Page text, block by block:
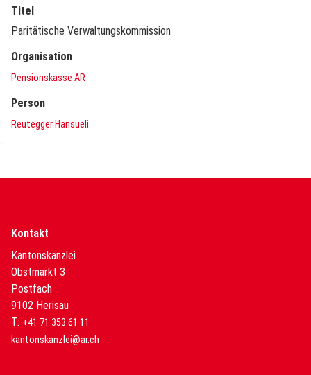
Titel
Paritätische Verwaltungskommission
Organisation
Pensionskasse AR
Person
Reutegger Hansueli
Kontakt
Kantonskanzlei
Obstmarkt 3
Postfach
9102 Herisau
T: +41 71 353 61 11
kantonskanzlei@ar.ch